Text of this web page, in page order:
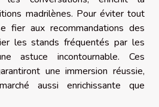
madrilènes. Pour éviter tout
fier aux recommandations des
les stands fréquentés par les
astuce incontournable. Ces
une immersion réussie,
aussi enrichissante que